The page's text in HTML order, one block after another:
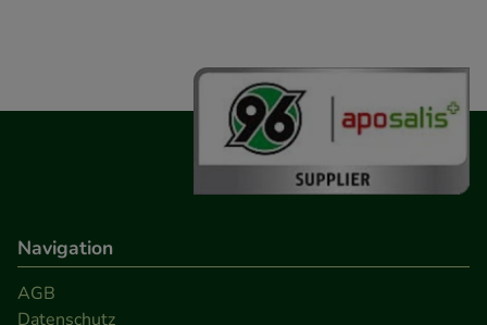
anzupassen. Komfort-Cookies ermöglichen es uns
auch auf Ihre Bedürfnisse zugeschrittene Inhalte
anzuzeigen und unser Partnerprogramm zu
Informationen über die Art und Weise der Nutzung
unsere Website weiter für Sie optimieren können,
Navigation
AGB
Datenschutz